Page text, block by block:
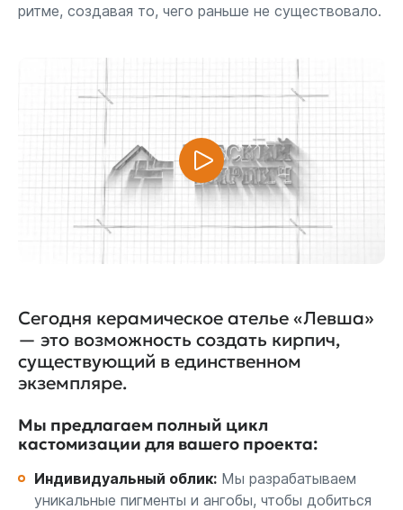
ритме, создавая то, чего раньше не существовало.
Сегодня керамическое ателье «Левша»
— это возможность создать кирпич,
существующий в единственном
экземпляре.
Мы предлагаем полный цикл
кастомизации для вашего проекта:
Индивидуальный облик: Мы разрабатываем
уникальные пигменты и ангобы, чтобы добиться